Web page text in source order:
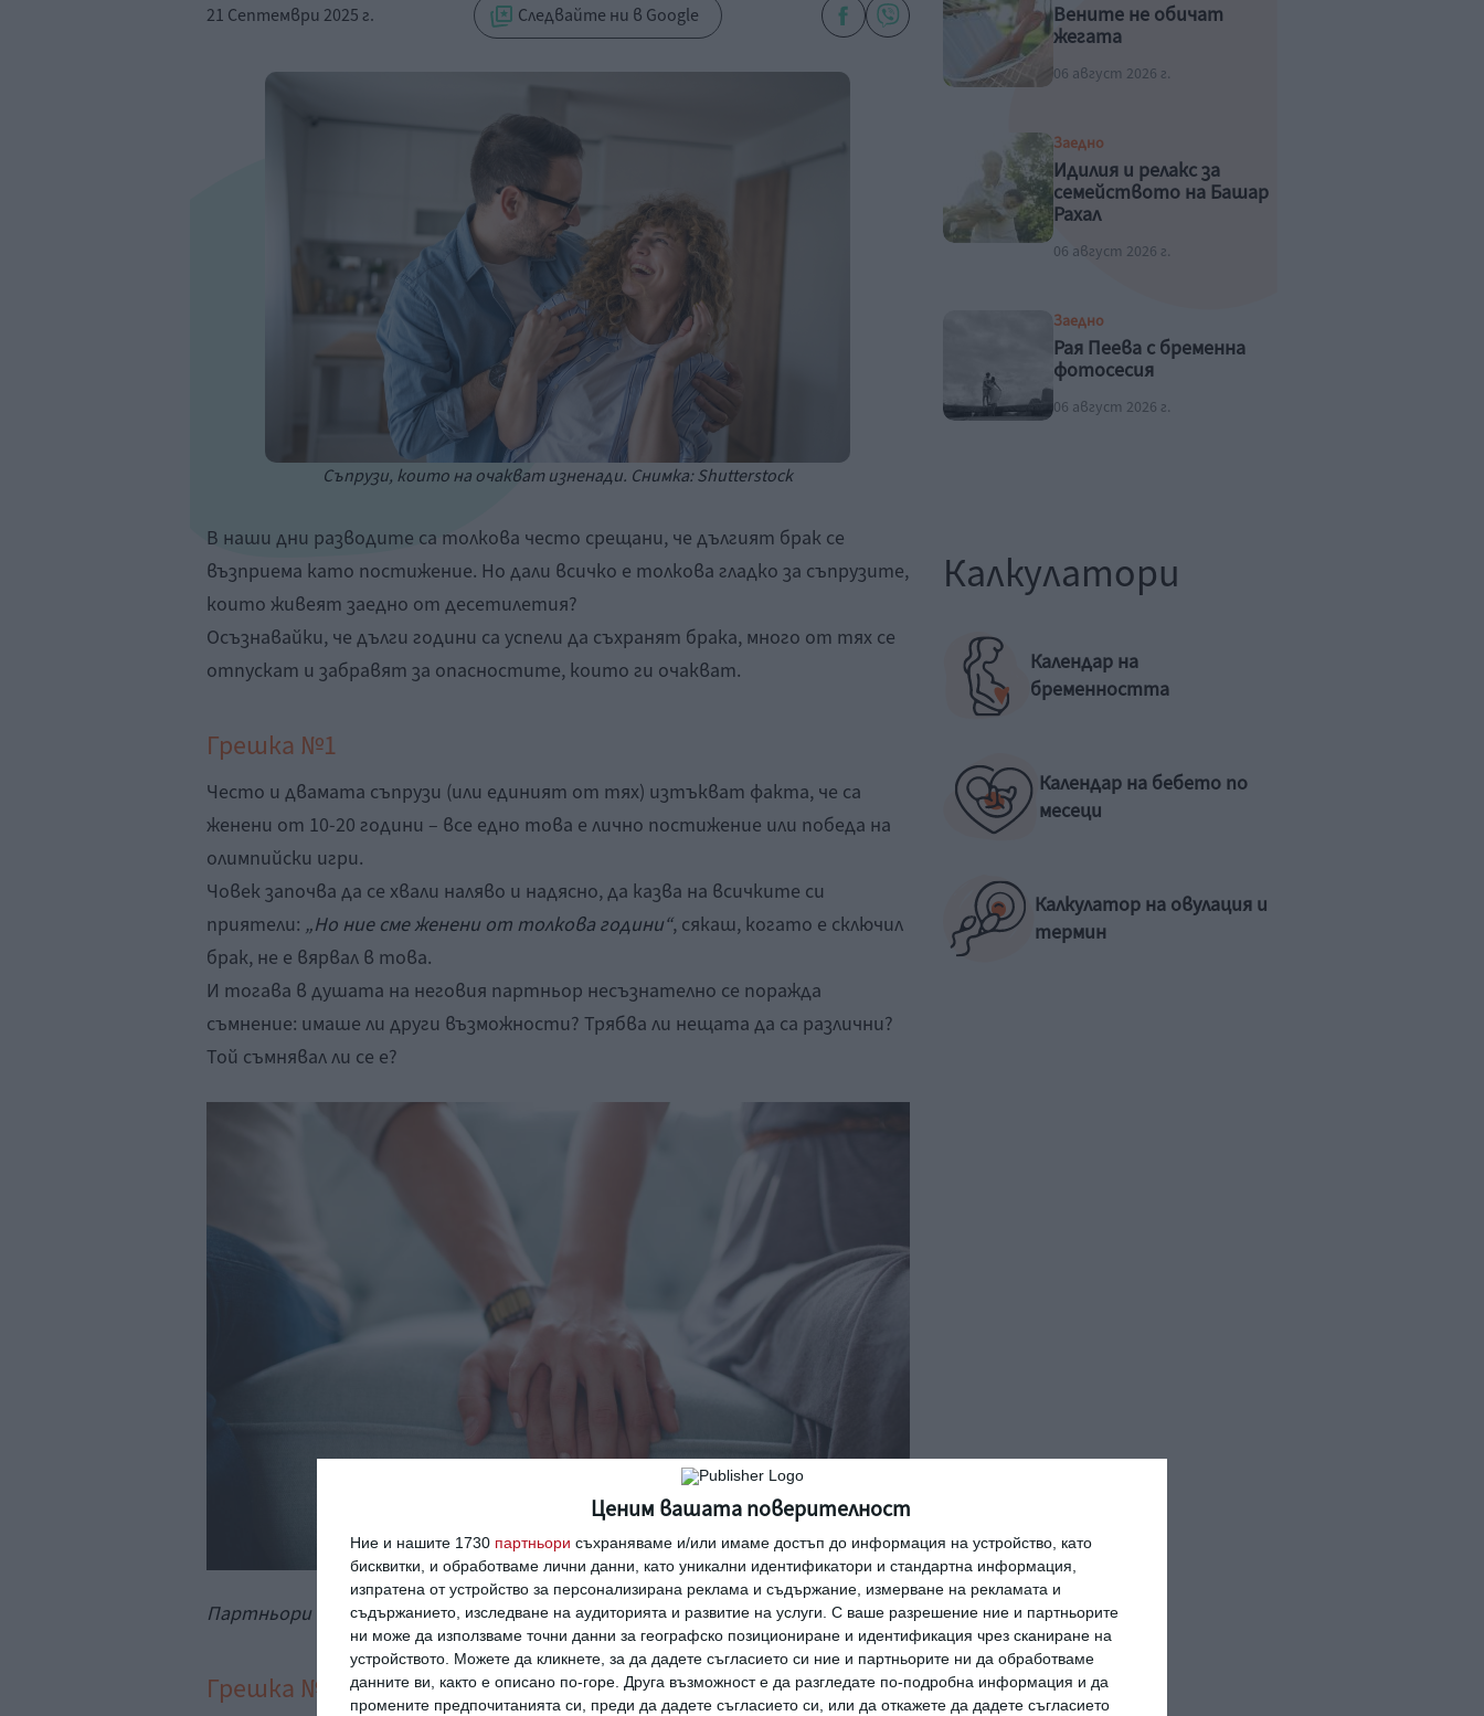
Ценим вашата поверителност
Ние и нашите 1730 партньори съхраняваме и/или имаме достъп до информация на устройство, като
бисквитки, и обработваме лични данни, като уникални идентификатори и стандартна информация,
изпратена от устройство за персонализирана реклама и съдържание, измерване на рекламата и
съдържанието, изследване на аудиторията и развитие на услуги. С ваше разрешение ние и партньорите
ни може да използваме точни данни за географско позициониране и идентификация чрез сканиране на
устройството. Можете да кликнете, за да дадете съгласието си ние и партньорите ни да обработваме
данните ви, както е описано по-горе. Друга възможност е да разгледате по-подробна информация и да
промените предпочитанията си, преди да дадете съгласието си, или да откажете да дадете съгласието
21 Септември 2025 г. Следвайте ни в Google
Съпрузи, които на очакват изненади. Снимка: Shutterstock
В наши дни разводите са толкова често срещани, че дългият брак се
възприема като постижение. Но дали всичко е толкова гладко за съпрузите,
които живеят заедно от десетилетия?
Осъзнавайки, че дълги години са успели да съхранят брака, много от тях се
отпускат и забравят за опасностите, които ги очакват.
Грешка №1
Често и двамата съпрузи (или единият от тях) изтъкват факта, че са
женени от 10-20 години – все едно това е лично постижение или победа на
олимпийски игри.
Човек започва да се хвали наляво и надясно, да казва на всичките си
приятели: „Но ние сме женени от толкова години“, сякаш, когато е сключил
брак, не е вярвал в това.
И тогава в душата на неговия партньор несъзнателно се поражда
съмнение: имаше ли други възможности? Трябва ли нещата да са различни?
Той съмнявал ли се е?
Партньори се държат за ръце. Снимка: Getty
Грешка №2
Вените не обичат
жегата
06 август 2026 г.
Заедно
Идилия и релакс за
семейството на Башар
Рахал
06 август 2026 г.
Заедно
Рая Пеева с бременна
фотосесия
06 август 2026 г.
Калкулатори
Календар на
бременността
Календар на бебето по
месеци
Калкулатор на овулация и
термин